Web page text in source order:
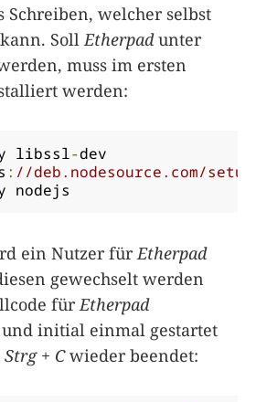
welcher selbst
Soll Etherpadunter
muss im ersten
werden:
libssl-dev
: //deb.nodesource.com/
nodejs
ein Nutzer für Etherpad
gewechselt werden
für Etherpad
initial einmal gestartet
Strg + Cwieder beendet: